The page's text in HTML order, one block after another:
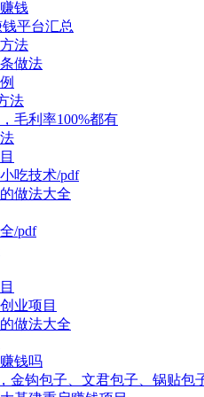
钱
平台汇总
法
做法
法
毛利率100%都有
吃技术/pdf
做法大全
/pdf
业项目
做法大全
钱吗
金钩包子、文君包子、锅贴包